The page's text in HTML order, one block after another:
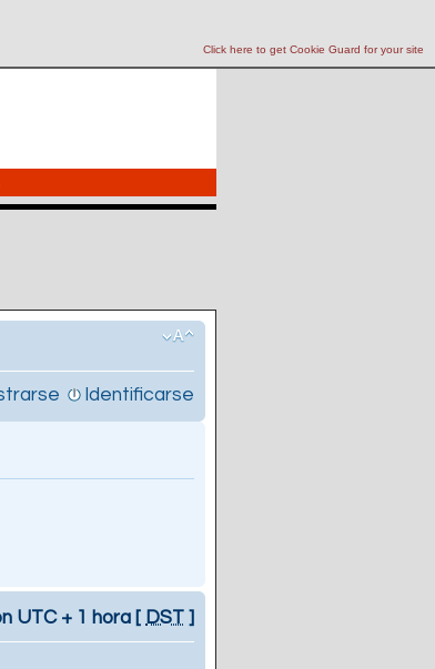
Click here to get Cookie Guard for your site
Identificarse
UTC + 1 hora [ DST ]